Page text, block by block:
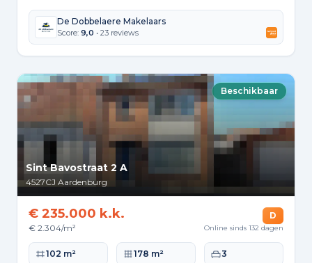
De Dobbelaere Makelaars
Score: 9,0 • 23 reviews
Beschikbaar
Sint Bavostraat 2 A
4527CJ Aardenburg
€ 235.000 k.k.
€ 2.304/m²
D
Online sinds 132 dagen
Woonoppervlakte
102 m² Perceeloppervlakte
178 m² Slaapkamers
3